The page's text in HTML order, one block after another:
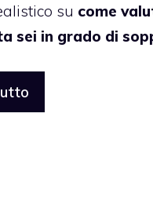
su come
sei in grado di